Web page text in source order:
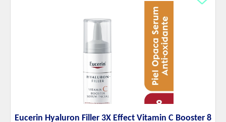
Eucerin Hyaluron Filler 3X Effect Vitamin C Booster 8